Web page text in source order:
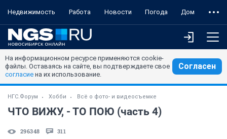
Недвижимость Работа Новости Погода Дом
На информационном ресурсе применяются cookie-
файлы. Оставаясь на сайте, вы подтверждаете свое
согласие на их использование.
Согласен
НГС.Форум Хобби Всё о фото- и видеосъемке
ЧТО ВИЖУ, - ТО ПОЮ (часть 4)
296348 311